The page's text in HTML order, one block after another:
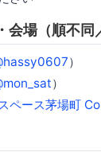
会場（順不同
）
）
ペース茅場町